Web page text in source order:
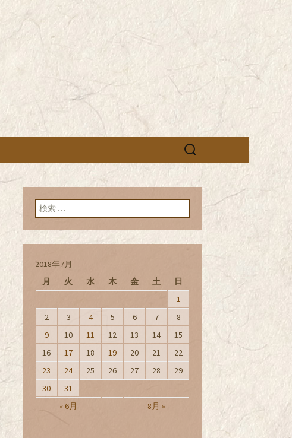
麦のお店「真
株式会社シ
ブログ
営の「株式会社シン・コーポレーシ
承っております。季節のメニュー
検
検索:
2018年7月
月
火 水 木 金 土 日
« 6月 8月 »
1
2
3 4 5 6 7
8
9
10 11 12 13 14
15
16
17 18 19 20 21
22
23
24 25 26 27 28
29
30
31